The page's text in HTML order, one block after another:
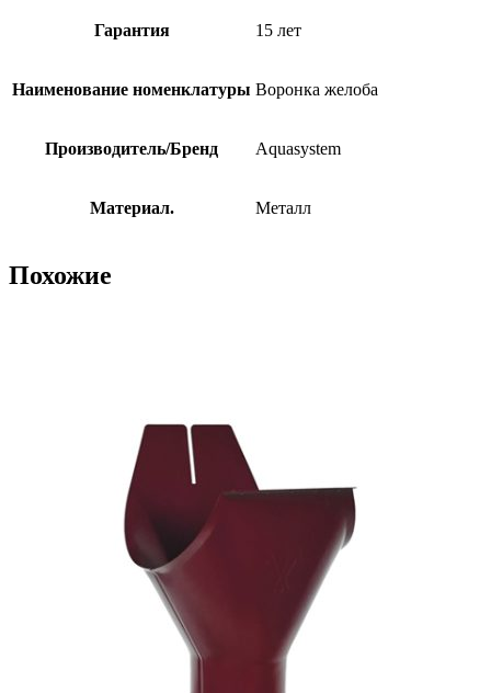
Гарантия 15 лет
Наименование номенклатуры Воронка желоба
Производитель/Бренд Aquasystem
Материал. Металл
Похожие